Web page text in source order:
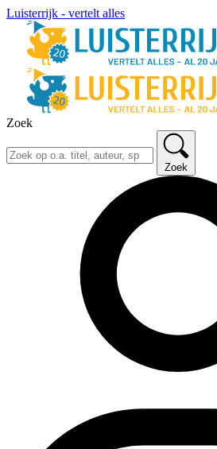
Luisterrijk - vertelt alles
Zoek
Zoek